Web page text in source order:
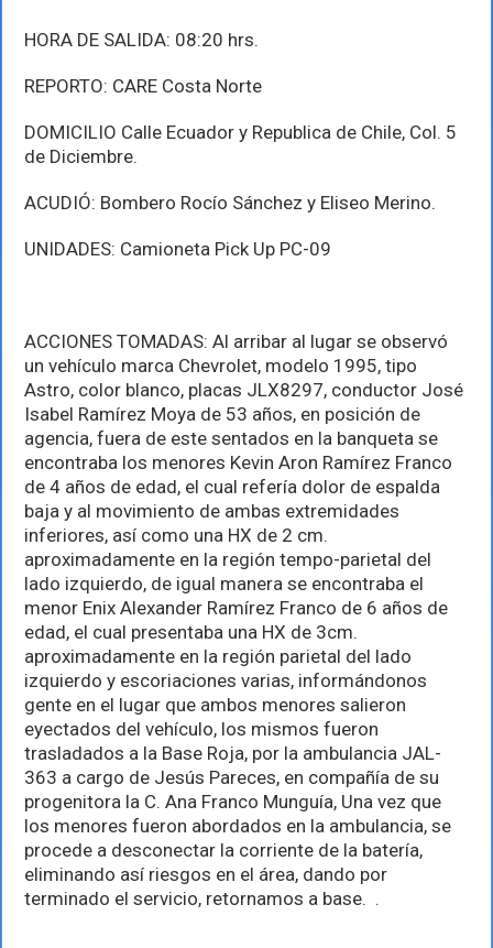
HORA DE SALIDA: 08:20 hrs.
REPORTO: CARE Costa Norte
DOMICILIO Calle Ecuador y Republica de Chile, Col. 5
de Diciembre.
ACUDIÓ: Bombero Rocío Sánchez y Eliseo Merino.
UNIDADES: Camioneta Pick Up PC-09
ACCIONES TOMADAS: Al arribar al lugar se observó
un vehículo marca Chevrolet, modelo 1995, tipo
Astro, color blanco, placas JLX8297, conductor José
Isabel Ramírez Moya de 53 años, en posición de
agencia, fuera de este sentados en la banqueta se
encontraba los menores Kevin Aron Ramírez Franco
de 4 años de edad, el cual refería dolor de espalda
baja y al movimiento de ambas extremidades
inferiores, así como una HX de 2 cm.
aproximadamente en la región tempo-parietal del
lado izquierdo, de igual manera se encontraba el
menor Enix Alexander Ramírez Franco de 6 años de
edad, el cual presentaba una HX de 3cm.
aproximadamente en la región parietal del lado
izquierdo y escoriaciones varias, informándonos
gente en el lugar que ambos menores salieron
eyectados del vehículo, los mismos fueron
trasladados a la Base Roja, por la ambulancia JAL-
363 a cargo de Jesús Pareces, en compañía de su
progenitora la C. Ana Franco Munguía, Una vez que
los menores fueron abordados en la ambulancia, se
procede a desconectar la corriente de la batería,
eliminando así riesgos en el área, dando por
terminado el servicio, retornamos a base. .